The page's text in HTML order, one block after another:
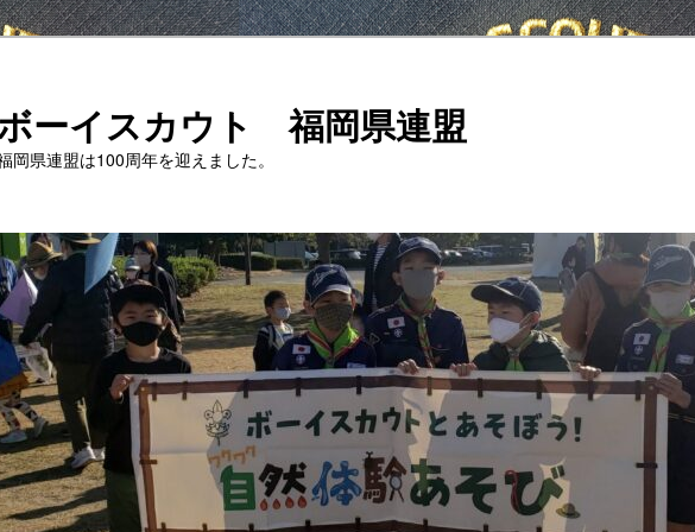
ーイスカウト 福岡県連盟
県連盟は100周年を迎えました。